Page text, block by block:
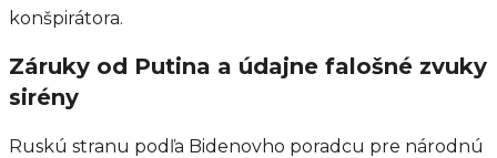
konšpirátora.
Záruky od Putina a údajne falošné zvuky
sirény
Ruskú stranu podľa Bidenovho poradcu pre národnú